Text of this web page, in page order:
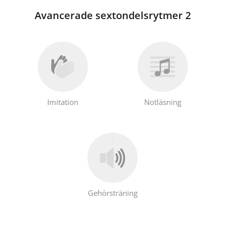
Avancerade sextondelsrytmer 2
Imitation Notläsning
Gehörsträning